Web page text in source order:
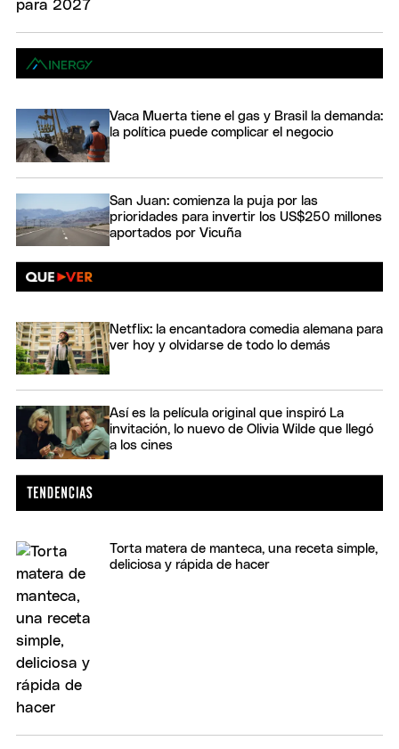
Vaca Muerta tiene el gas y Brasil la demanda:
la política puede complicar el negocio
San Juan: comienza la puja por las
prioridades para invertir los US$250 millones
aportados por Vicuña
Netflix: la encantadora comedia alemana para
ver hoy y olvidarse de todo lo demás
Así es la película original que inspiró La
invitación, lo nuevo de Olivia Wilde que llegó
a los cines
Torta matera de manteca, una receta simple,
deliciosa y rápida de hacer